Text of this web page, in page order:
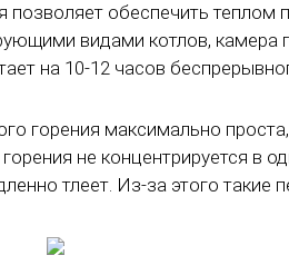
обеспечить теплом
видами котлов, камера
на 10-12 часов
горения максимально
не концентрируется в
тлеет. Из-за этого